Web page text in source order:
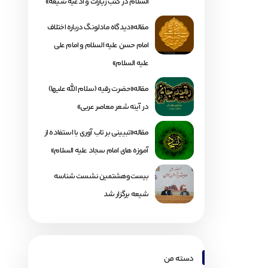
مقاله«دیدگاه مادلونگ درباره اختلاف
امام حسن علیه السلام و امام علی
علیه السلام»
مقاله«حضرت رقیه (سلام الله علیها)
در آینه شعر معاصر عربی»
مقاله«تبیینی بر تاب آوری با استفاده از
آموزه های امام سجاد علیه السلام»
بیست‌وهشتمین نشست شناسه
شیعه برگزار شد
دسته من